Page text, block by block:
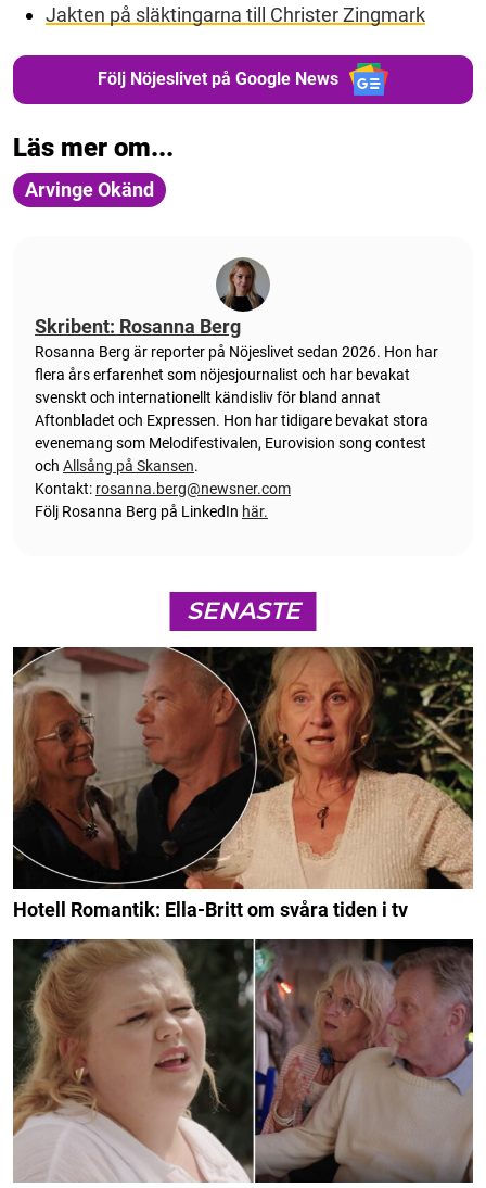
Jakten på släktingarna till Christer Zingmark
Följ Nöjeslivet på Google News
Läs mer om...
Arvinge Okänd
Skribent: Rosanna Berg
Rosanna Berg är reporter på Nöjeslivet sedan 2026. Hon har
flera års erfarenhet som nöjesjournalist och har bevakat
svenskt och internationellt kändisliv för bland annat
Aftonbladet och Expressen. Hon har tidigare bevakat stora
evenemang som Melodifestivalen, Eurovision song contest
och Allsång på Skansen.
Kontakt: rosanna.berg@newsner.com
Följ Rosanna Berg på LinkedIn här.
SENASTE
Hotell Romantik: Ella-Britt om svåra tiden i tv